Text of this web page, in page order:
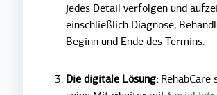
jedes Detail verfolgen und
einschließlich Diagnose,
Beginn und Ende des Termins.
Die digitale Lösung: